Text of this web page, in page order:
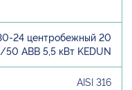
24 центробежный 20
ABB 5,5 кВт KEDUN
AISI 316